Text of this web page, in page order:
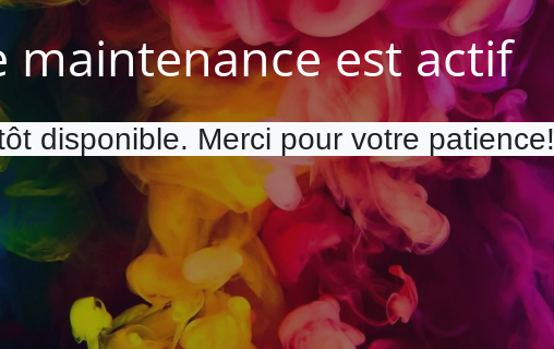
maintenance est actif
disponible. Merci pour votre patience!